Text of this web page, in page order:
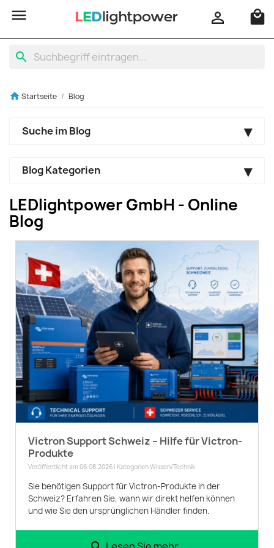
 local_mall

search
home Startseite Blog
Suche im Blog
Blog Kategorien
LEDlightpower GmbH - Online
Blog
Victron Support Schweiz – Hilfe für Victron-
Produkte
Veröffentlicht am 06.08.2026 | KategorienWissen/Technik
Sie benötigen Support für Victron-Produkte in der
Schweiz? Erfahren Sie, wann wir direkt helfen können
und wie Sie den ursprünglichen Händler finden.